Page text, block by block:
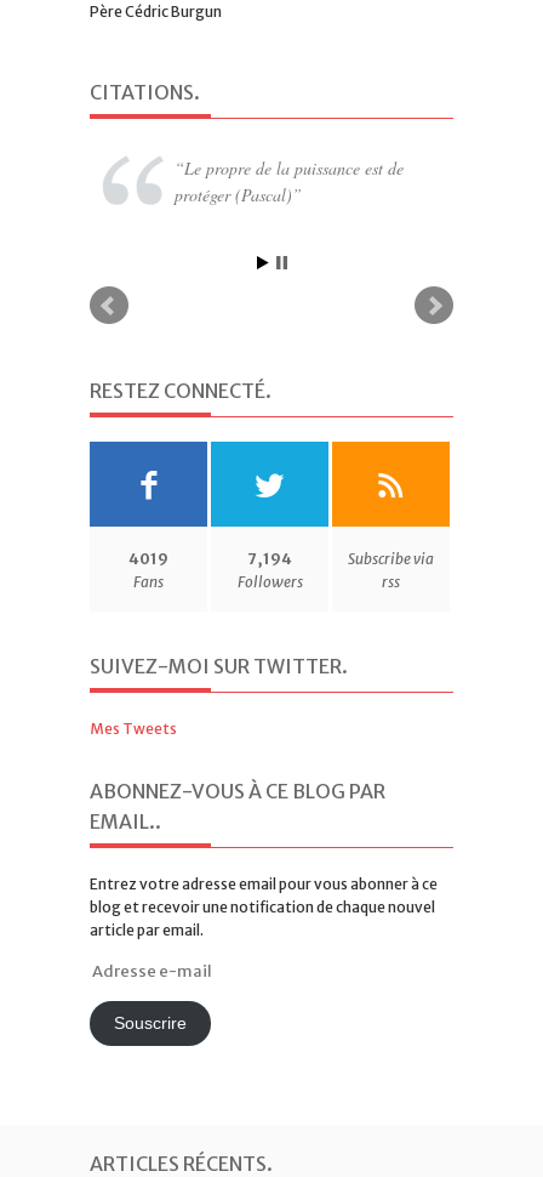
Père Cédric Burgun
CITATIONS.
Le propre de la puissance est de
protéger (Pascal)
RESTEZ CONNECTÉ.
4019
Fans
7,194
Followers
Subscribe via
rss
SUIVEZ-MOI SUR TWITTER.
Mes Tweets
ABONNEZ-VOUS À CE BLOG PAR
EMAIL..
Entrez votre adresse email pour vous abonner à ce
blog et recevoir une notification de chaque nouvel
article par email.
Adresse
mailSouscrire
ARTICLES RÉCENTS.